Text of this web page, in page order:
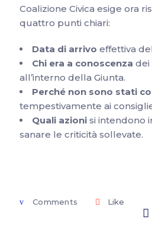
Coalizione Civica esige ora
quattro punti chiari:
Data di arrivo effettiva
Chi era a conoscenza dei
all’interno della Giunta.
Perché non sono stati
tempestivamente ai
Quali azionisi intendono
sanare le criticità sollevate.
Comments Like